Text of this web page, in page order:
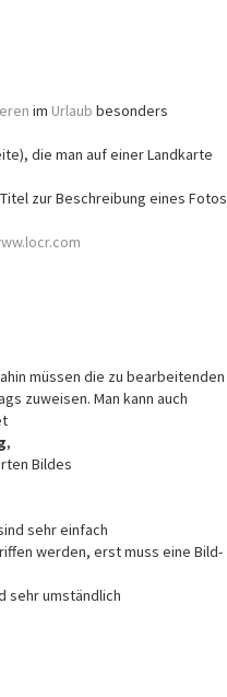
im Urlaub besonders
die man auf einer Landkarte
zur Beschreibung eines Fotos
müssen die zu bearbeitenden
zuweisen. Man kann auch
,
Bildes
sehr einfach
werden, erst muss eine Bild-
sehr umständlich